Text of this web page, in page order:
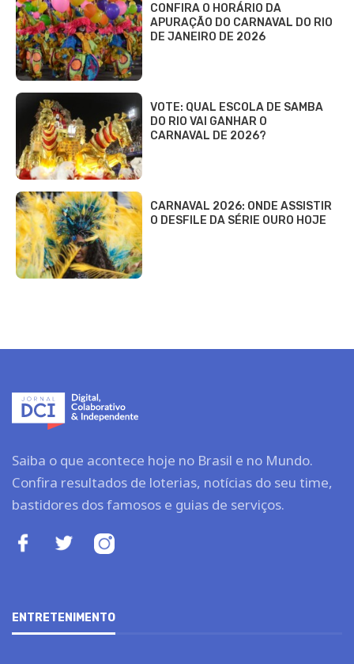
CONFIRA O HORÁRIO DA
APURAÇÃO DO CARNAVAL DO RIO
DE JANEIRO DE 2026
VOTE: QUAL ESCOLA DE SAMBA
DO RIO VAI GANHAR O
CARNAVAL DE 2026?
CARNAVAL 2026: ONDE ASSISTIR
O DESFILE DA SÉRIE OURO HOJE
Saiba o que acontece hoje no Brasil e no Mundo.
Confira resultados de loterias, notícias do seu time,
bastidores dos famosos e guias de serviços.
ENTRETENIMENTO